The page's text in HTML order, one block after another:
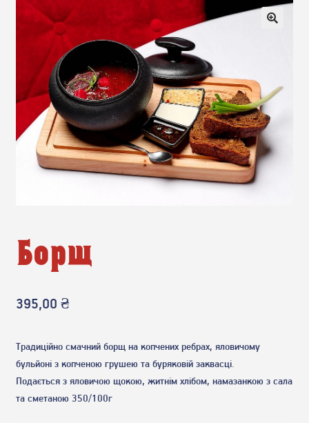
Борщ
395,00 ₴
Традиційно смачний борщ на копчених ребрах, яловичому
бульйоні з копченою грушею та буряковій заквасці.
Подається з яловичою щокою, житнім хлібом, намазанкою з сала
та сметаною 350/100г